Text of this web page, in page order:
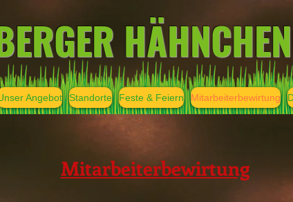
Angebot Standorte Feste & Feiern Mitarbeiterbewirtung
Mitarbeiterbewirtung